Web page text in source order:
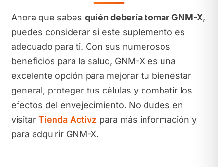
Ahora que sabes quién debería tomar GNM-X,
puedes considerar si este suplemento es
adecuado para ti. Con sus numerosos
beneficios para la salud, GNM-X es una
excelente opción para mejorar tu bienestar
general, proteger tus células y combatir los
efectos del envejecimiento. No dudes en
visitar Tienda Activzpara más información y
para adquirir GNM-X.